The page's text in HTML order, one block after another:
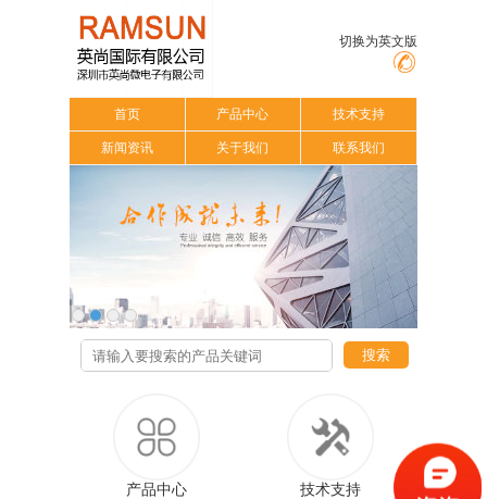
切换为英文版
首页 产品中心 技术支持
新闻资讯 关于我们 联系我们
搜索
产品中心 技术支持